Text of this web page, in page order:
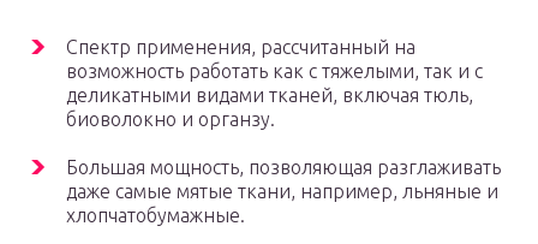
Спектр применения, рассчитанный на
возможность работать как с тяжелыми, так и с
деликатными видами тканей, включая тюль,
биоволокно и органзу.
Большая мощность, позволяющая разглаживать
даже самые мятые ткани, например, льняные и
хлопчатобумажные.